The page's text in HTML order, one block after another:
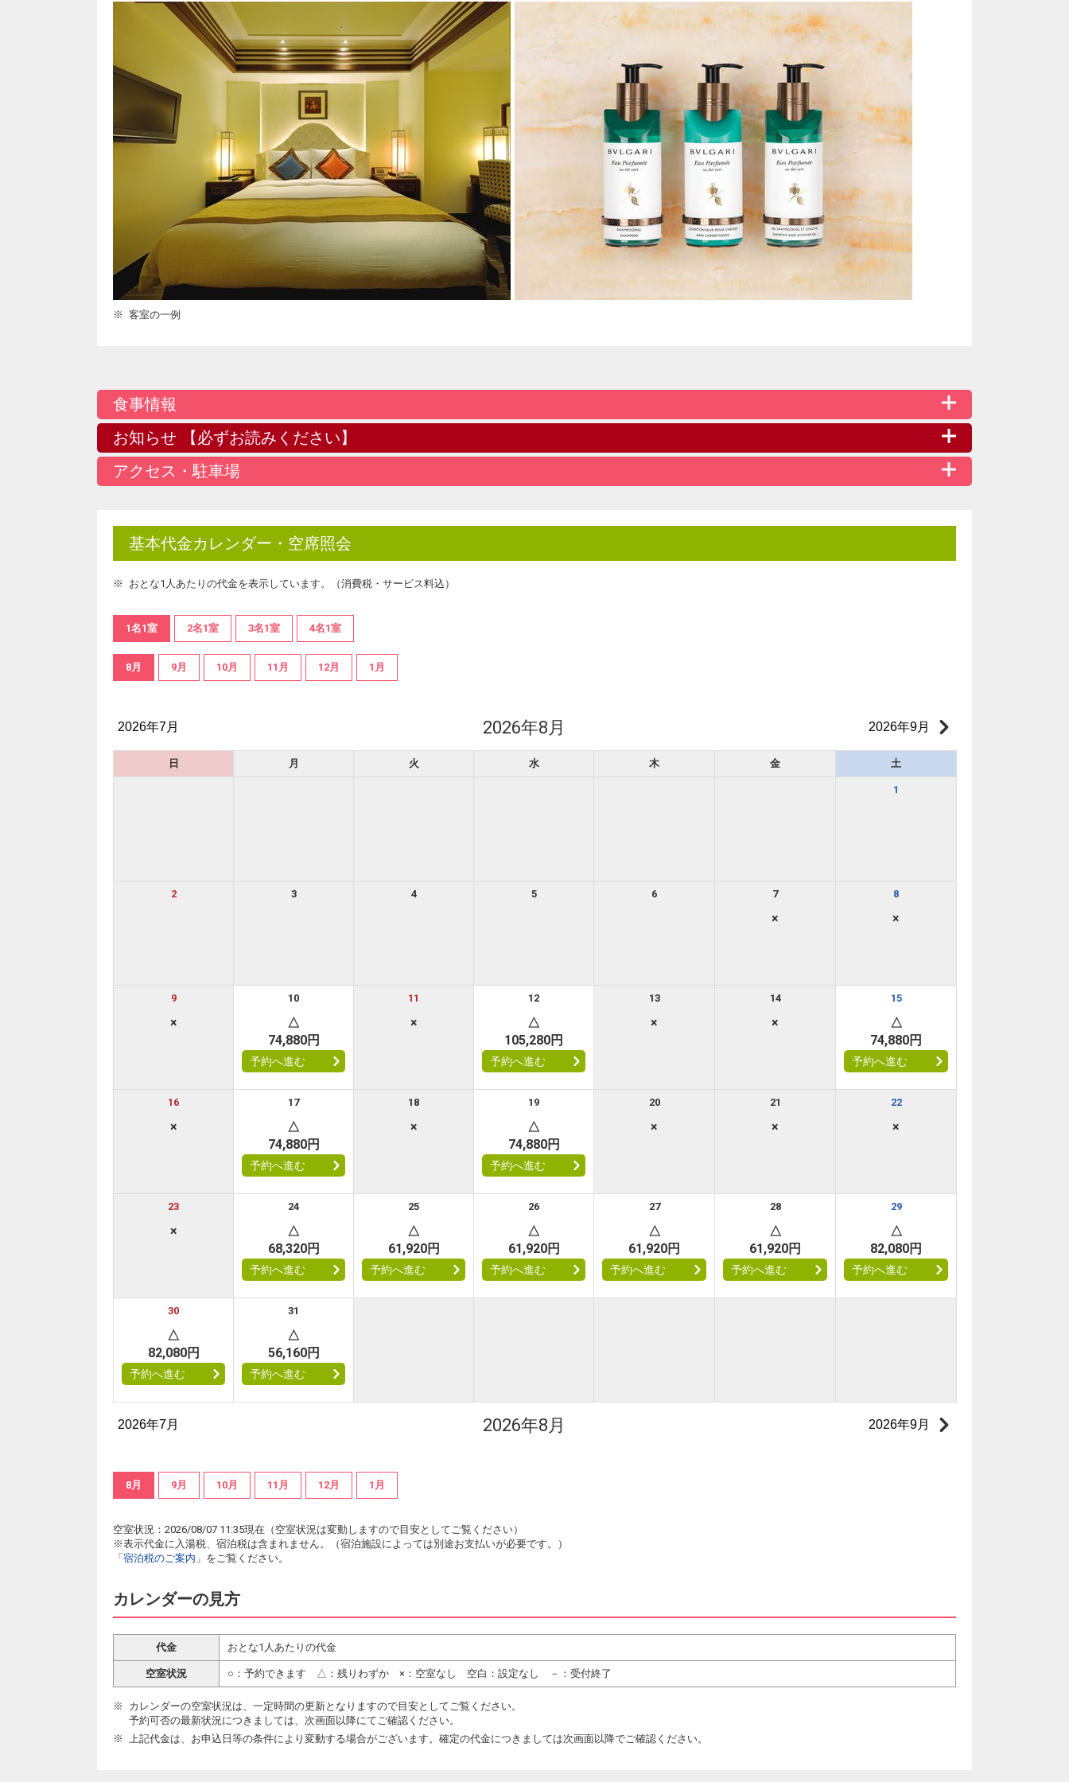
客室の一例
食事情報
お知らせ 【必ずお読みください】
アクセス・駐車場
基本代金カレンダー・空席照会
おとな1人あたりの代金を表示しています。（消費税・サービス料込）
1名1室 2名1室 3名1室 4名1室
8月 9月 10月 11月 12月 1月
2026年7月 2026年8月 2026年9月
日 月 火 水 木 金 土
1
2 3 4 5 6 7
×
8
×
9
×
10
△
74,880円
予約へ進む
11
×
12
△
105,280円
予約へ進む
13
×
14
×
15
△
74,880円
予約へ進む
16
×
17
△
74,880円
予約へ進む
18
×
19
△
74,880円
予約へ進む
20
×
21
×
22
×
23
×
24
△
68,320円
予約へ進む
25
△
61,920円
予約へ進む
26
△
61,920円
予約へ進む
27
△
61,920円
予約へ進む
28
△
61,920円
予約へ進む
29
△
82,080円
予約へ進む
30
△
82,080円
予約へ進む
31
△
56,160円
予約へ進む
2026年7月 2026年8月 2026年9月
8月 9月 10月 11月 12月 1月
空室状況：2026/08/07 11:35現在（空室状況は変動しますので目安としてご覧ください）
※表示代金に入湯税、宿泊税は含まれません。（宿泊施設によっては別途お支払いが必要です。）
「 宿泊税のご案内 」をご覧ください。
カレンダーの見方
代金 おとな1人あたりの代金
空室状況 ○：予約できます △：残りわずか ×：空室なし 空白：設定なし －：受付終了
カレンダーの空室状況は、一定時間の更新となりますので目安としてご覧ください。
予約可否の最新状況につきましては、次画面以降にてご確認ください。
上記代金は、お申込日等の条件により変動する場合がございます。確定の代金につきましては次画面以降でご確認ください。